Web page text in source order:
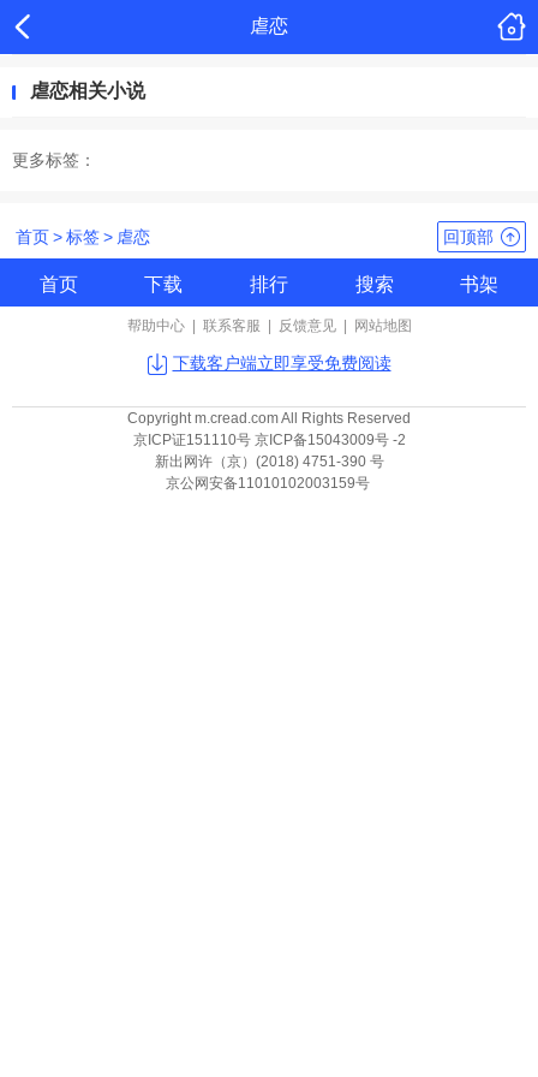
虐恋
虐恋相关小说
更多标签：
首页>标签> 虐恋 回顶部
首页 下载 排行 搜索 书架
帮助中心 联系客服 反馈意见 网站地图
下载客户端立即享受免费阅读
Copyright m.cread.com All Rights Reserved
京ICP证151110号 京ICP备15043009号 -2
新出网许（京）(2018) 4751-390 号
京公网安备11010102003159号